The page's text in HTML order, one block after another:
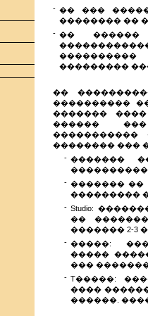
- �� ���
�������� ��
- ��
���������
��
����������
�������
������
�����������
�������� ���
- �������
- ������� ��
���������
- Studio:
��
������� 2-3
- �����:
�����
���
- T�����:
����
������.